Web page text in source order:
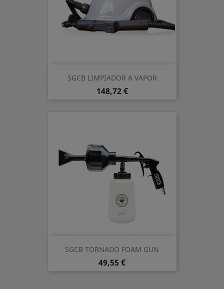
SGCB LIMPIADOR A VAPOR
Precio
148,72 €
SGCB TORNADO FOAM GUN
Precio
49,55 €